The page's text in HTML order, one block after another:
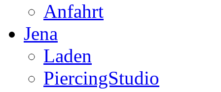
Anfahrt
Jena
Laden
PiercingStudio